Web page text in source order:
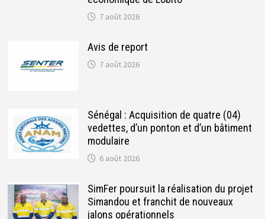
7 août 2026
Avis de report
7 août 2026
Sénégal : Acquisition de quatre (04)
vedettes, d’un ponton et d’un bâtiment
modulaire
6 août 2026
SimFer poursuit la réalisation du projet
Simandou et franchit de nouveaux
jalons opérationnels